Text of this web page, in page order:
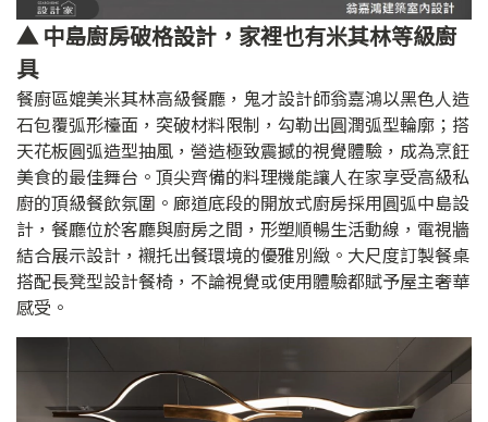
▲ 中島廚房破格設計，家裡也有米其林等級廚
具
餐廚區媲美米其林高級餐廳，鬼才設計師翁嘉鴻以黑色人造
石包覆弧形檯面，突破材料限制，勾勒出圓潤弧型輪廓；搭
天花板圓弧造型抽風，營造極致震撼的視覺體驗，成為烹飪
美食的最佳舞台。頂尖齊備的料理機能讓人在家享受高級私
廚的頂級餐飲氛圍。廊道底段的開放式廚房採用圓弧中島設
計，餐廳位於客廳與廚房之間，形塑順暢生活動線，電視牆
結合展示設計，襯托出餐環境的優雅別緻。大尺度訂製餐桌
搭配長凳型設計餐椅，不論視覺或使用體驗都賦予屋主奢華
感受。